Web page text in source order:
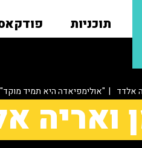
תוכניות
אלדד | "אולימפיאדה היא תמיד מוקד"
ואריה